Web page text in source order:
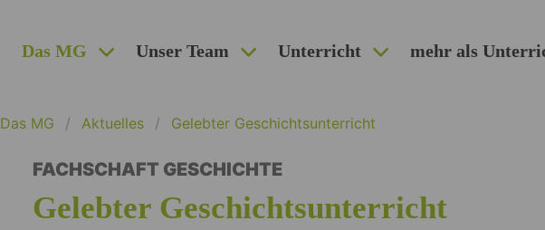
Das MG Unser Team Unterricht mehr als
Das MG Aktuelles Gelebter Geschichtsunterricht
FACHSCHAFT GESCHICHTE
Gelebter Geschichtsunterricht